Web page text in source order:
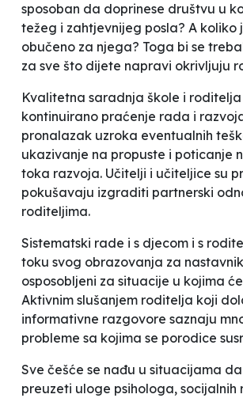
sposoban da doprinese društvu u
težeg i zahtjevnijeg posla? A koliko
obučeno za njega? Toga bi se
za sve što dijete napravi okrivljuju
Kvalitetna saradnja škole i
kontinuirano praćenje rada i
pronalazak uzroka eventualnih
ukazivanje na propuste i poticanje
toka razvoja. Učitelji i učiteljice su
pokušavaju izgraditi partnerski
roditeljima.
Sistematski rade i s djecom i s
toku svog obrazovanja za
osposobljeni za situacije u kojima
Aktivnim slušanjem roditelja koji
informativne razgovore saznaju
probleme sa kojima se porodice
Sve češće se nađu u situacijama
preuzeti uloge psihologa, socijalnih